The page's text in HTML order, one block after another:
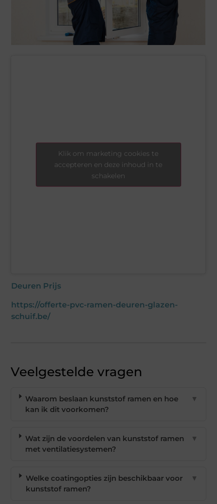
Klik om marketing cookies te
accepteren en deze inhoud in te
schakelen
Deuren Prijs
https://offerte-pvc-ramen-deuren-glazen-
schuif.be/
Veelgestelde vragen
Waarom beslaan kunststof ramen en hoe
kan ik dit voorkomen?
▼
Wat zijn de voordelen van kunststof ramen
met ventilatiesystemen?
▼
Welke coatingopties zijn beschikbaar voor
kunststof ramen?
▼